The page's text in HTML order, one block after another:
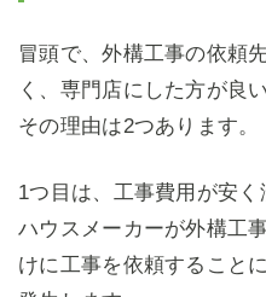
冒頭で、外構工事の依頼
く、専門店にした方が良
その理由は2つあります。
1つ目は、工事費用が安く
ハウスメーカーが外構工
けに工事を依頼すること